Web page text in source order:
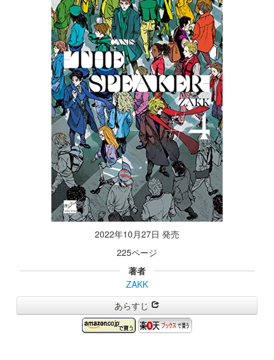
2022年10月27日 発売
225ページ
著者
ZAKK
あらすじ